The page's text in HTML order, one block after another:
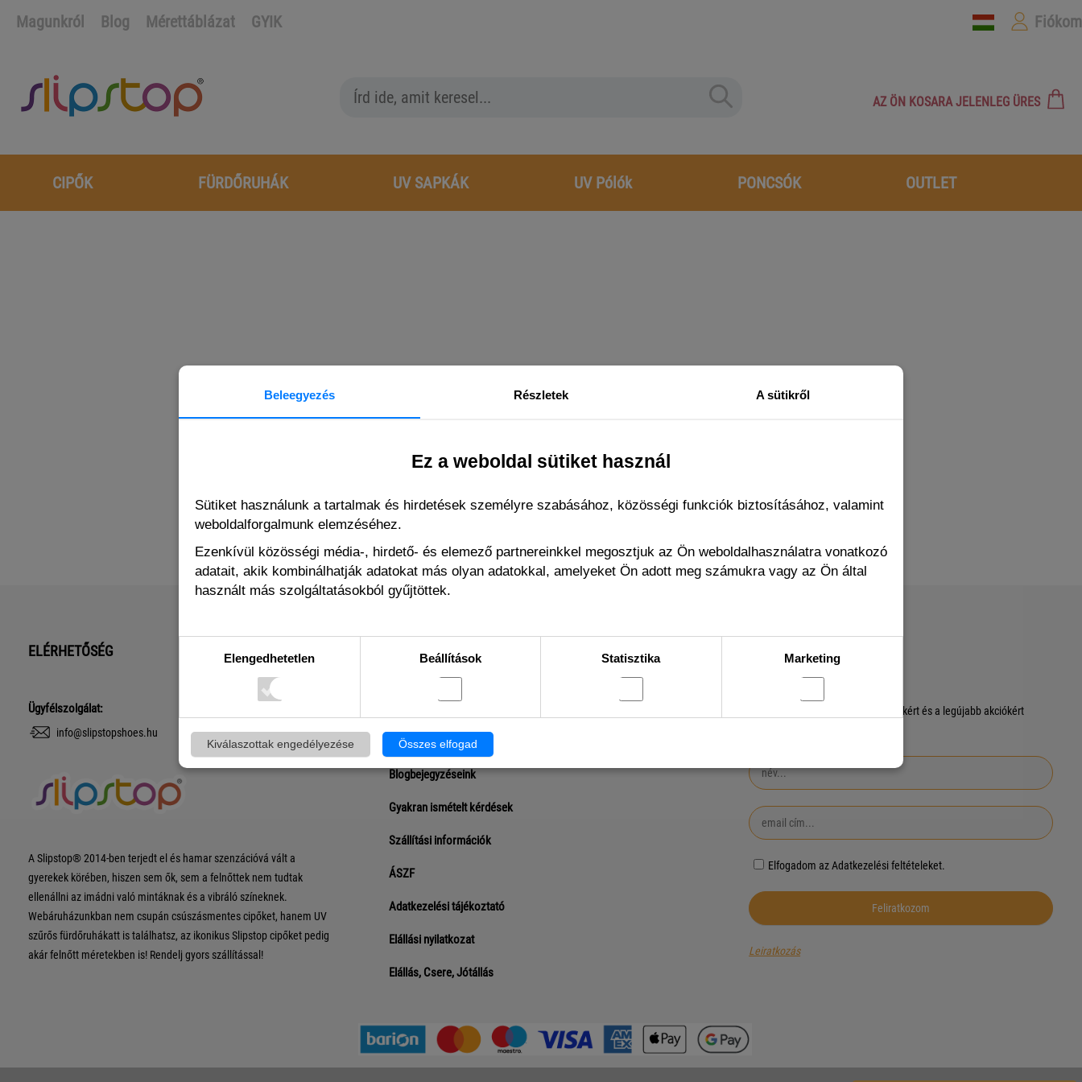
Beleegyezés Részletek A sütikről
Ez a weboldal sütiket használ
Sütiket használunk a tartalmak és hirdetések személyre szabásához, közösségi funkciók biztosításához, valamint
weboldalforgalmunk elemzéséhez.
Ezenkívül közösségi média-, hirdető- és elemező partnereinkkel megosztjuk az Ön weboldalhasználatra vonatkozó
adatait, akik kombinálhatják adatokat más olyan adatokkal, amelyeket Ön adott meg számukra vagy az Ön által
használt más szolgáltatásokból gyűjtöttek.
Elengedhetetlen Beállítások Statisztika Marketing
Kiválaszottak engedélyezése Összes elfogad
Magunkról Blog Mérettáblázat GYIK Fiókom
AZ ÖN KOSARA JELENLEG ÜRES
CIPŐK FÜRDŐRUHÁK UV SAPKÁK UV Pólók PONCSÓK OUTLET
ELÉRHETŐSÉG
Ügyfélszolgálat:
info@slipstopshoes.hu
A Slipstop® 2014-ben terjedt el és hamar szenzációvá vált a
gyerekek körében, hiszen sem ők, sem a felnőttek nem tudtak
ellenállni az imádni való mintáknak és a vibráló színeknek.
Webáruházunkban nem csupán csúszásmentes cipőket, hanem UV
szűrős fürdőruhákatt is találhatsz, az ikonikus Slipstop cipőket pedig
akár felnőtt méretekben is! Rendelj gyors szállítással!
INFORMÁCIÓK
Rólunk
Blogbejegyzéseink
Gyakran ismételt kérdések
Szállítási információk
ÁSZF
Adatkezelési tájékoztató
Elállási nyilatkozat
Elállás, Csere, Jótállás
FELIRATKOZÁS
Hasznos tippekért, egyedi ajánlatokért és a legújabb akciókért
Elfogadom az Adatkezelési feltételeket.
Leiratkozás